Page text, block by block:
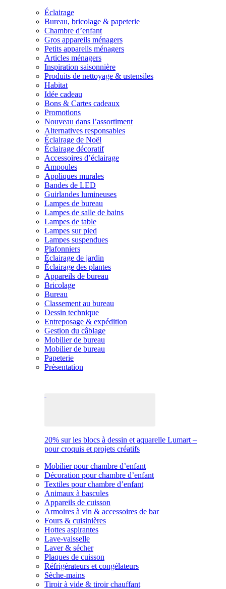
Éclairage
Bureau, bricolage & papeterie
Chambre d’enfant
Gros appareils ménagers
Petits appareils ménagers
Articles ménagers
Inspiration saisonnière
Produits de nettoyage & ustensiles
Habitat
Idée cadeau
Bons & Cartes cadeaux
Promotions
Nouveau dans l’assortiment
Alternatives responsables
Éclairage de Noël
Éclairage décoratif
Accessoires d’éclairage
Ampoules
Appliques murales
Bandes de LED
Guirlandes lumineuses
Lampes de bureau
Lampes de salle de bains
Lampes de table
Lampes sur pied
Lampes suspendues
Plafonniers
Éclairage de jardin
Éclairage des plantes
Appareils de bureau
Bricolage
Bureau
Classement au bureau
Dessin technique
Entreposage & expédition
Gestion du câblage
Mobilier de bureau
Mobilier de bureau
Papeterie
Présentation
20% sur les blocs à dessin et aquarelle Lumart –
pour croquis et projets créatifs
Mobilier pour chambre d’enfant
Décoration pour chambre d’enfant
Textiles pour chambre d’enfant
Animaux à bascules
Appareils de cuisson
Armoires à vin & accessoires de bar
Fours & cuisinières
Hottes aspirantes
Lave-vaisselle
Laver & sécher
Plaques de cuisson
Réfrigérateurs et congélateurs
Sèche-mains
Tiroir à vide & tiroir chauffant